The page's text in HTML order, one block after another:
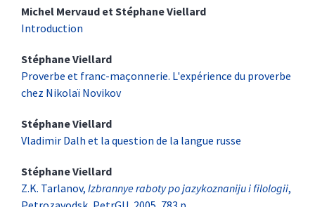
Michel Mervaud etStéphaneViellard
Introduction
StéphaneViellard
Proverbe et franc-maçonnerie. L'expérience du proverbe
chez Nikolaï Novikov
StéphaneViellard
Vladimir Dalh et la question de la langue russe
StéphaneViellard
Z.K. Tarlanov, Izbrannye raboty po jazykoznaniju i filologii,